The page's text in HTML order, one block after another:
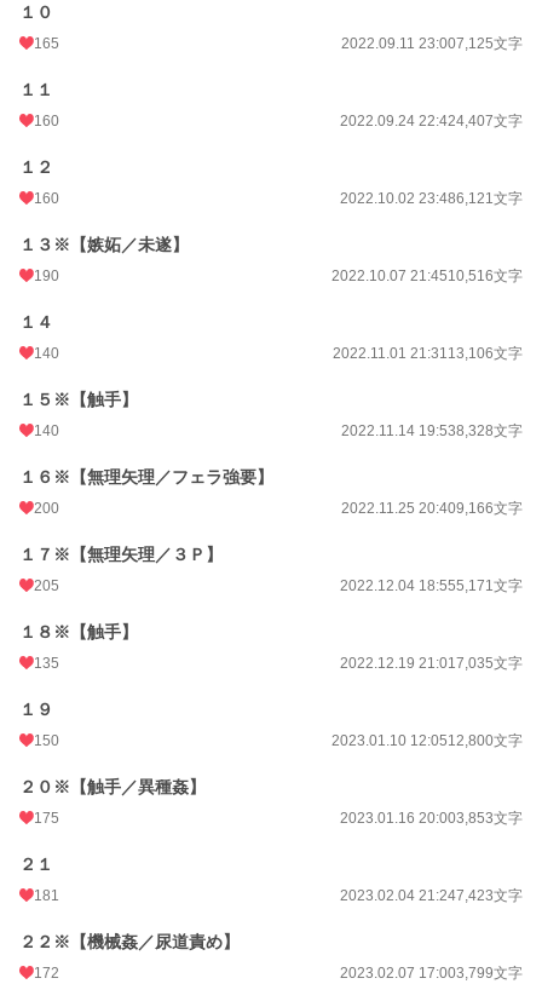
１０
165 2022.09.11 23:007,125文字
１１
160 2022.09.24 22:424,407文字
１２
160 2022.10.02 23:486,121文字
１３※【嫉妬／未遂】
190 2022.10.07 21:4510,516文字
１４
140 2022.11.01 21:3113,106文字
１５※【触手】
140 2022.11.14 19:538,328文字
１６※【無理矢理／フェラ強要】
200 2022.11.25 20:409,166文字
１７※【無理矢理／３Ｐ】
205 2022.12.04 18:555,171文字
１８※【触手】
135 2022.12.19 21:017,035文字
１９
150 2023.01.10 12:0512,800文字
２０※【触手／異種姦】
175 2023.01.16 20:003,853文字
２１
181 2023.02.04 21:247,423文字
２２※【機械姦／尿道責め】
172 2023.02.07 17:003,799文字